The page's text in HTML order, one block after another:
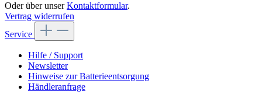
Oder über unserKontaktformular.
Vertrag widerrufen
Service
Hilfe / Support
Newsletter
Hinweise zur Batterieentsorgung
Händleranfrage